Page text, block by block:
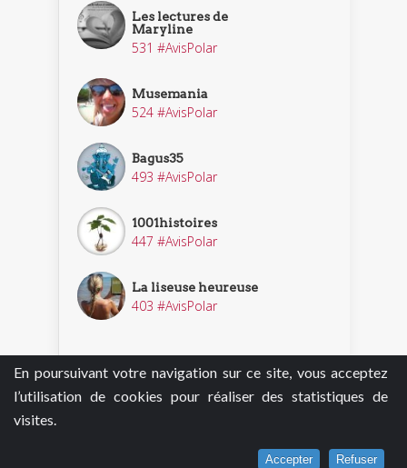
En poursuivant votre navigation sur ce site, vous acceptez
l’utilisation de cookies pour réaliser des statistiques de
visites.
Accepter Refuser
Les lectures de
Maryline
531 #AvisPolar
Musemania
524 #AvisPolar
Bagus35
493 #AvisPolar
1001histoires
447 #AvisPolar
La liseuse heureuse
403 #AvisPolar
Découvrir nos enquêteurs